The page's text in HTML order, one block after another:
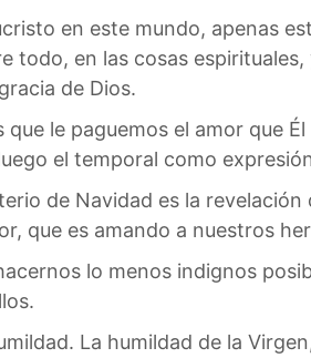
en este mundo, apenas
todo, en las cosas
de Dios.
que le paguemos el amor que
el temporal como
de Navidad es la
que es amando a nuestros
lo menos indignos
La humildad de la